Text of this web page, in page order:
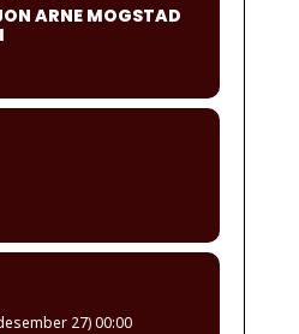
ARNE MOGSTAD
27) 00:00